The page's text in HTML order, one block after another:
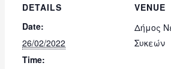
DETAILS
Date:
26/02/2022
Time:
VENUE
Δήμος
Συκεών